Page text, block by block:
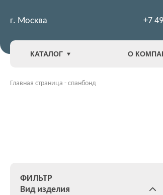
г. Москва +7
КАТАЛОГ О
Главная страница -спанбонд
ФИЛЬТР
Вид изделия